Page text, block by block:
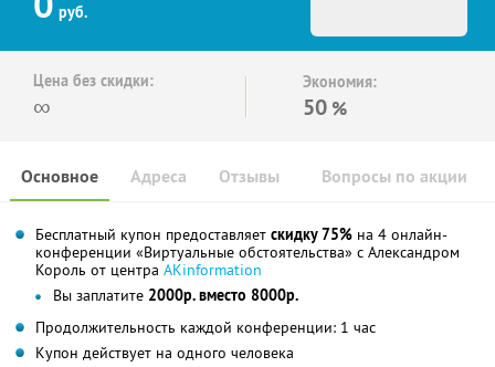
руб.
Цена без скидки:
∞
Экономия:
50 %
Основное Отзывы Вопросы по акции
Адреса
Бесплатный купон предоставляет скидку 75% на 4 онлайн-
конференции «Виртуальные обстоятельства» с Александром
Король от центра AKinformation
Вы заплатите 2000р. вместо 8000р.
Продолжительность каждой конференции: 1 час
Купон действует на одного человека